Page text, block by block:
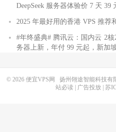
DeepSeek 服务器体验价 7 天 39
2025 年最好用的香港 VPS 推荐
#年终盛典# 腾讯云：国内云 2
务器上新，年付 99 元起，新加
© 2026 便宜VPS网 扬州翎途智能科技有
站必读 | 广告投放| 苏